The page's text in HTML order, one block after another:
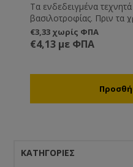
Τα ενδεδειγμένα
βασιλοτροφίας. Πριν τα
φορά βάλτε τα μέσα σε
απορροφήσουν τη
Συσκευασία σετ 100
€3,33 χωρίς ΦΠΑ
€4,13 με ΦΠΑ
ΚΑΤΗΓΟΡΊΕΣ